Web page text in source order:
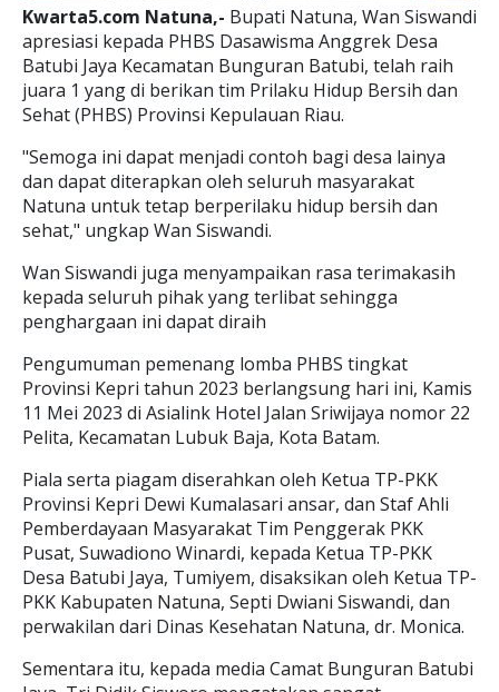
Kwarta5.com Natuna,- Bupati Natuna, Wan Siswandi
apresiasi kepada PHBS Dasawisma Anggrek Desa
Batubi Jaya Kecamatan Bunguran Batubi, telah raih
juara 1 yang di berikan tim Prilaku Hidup Bersih dan
Sehat (PHBS) Provinsi Kepulauan Riau.
"Semoga ini dapat menjadi contoh bagi desa lainya
dan dapat diterapkan oleh seluruh masyarakat
Natuna untuk tetap berperilaku hidup bersih dan
sehat," ungkap Wan Siswandi.
Wan Siswandi juga menyampaikan rasa terimakasih
kepada seluruh pihak yang terlibat sehingga
penghargaan ini dapat diraih
Pengumuman pemenang lomba PHBS tingkat
Provinsi Kepri tahun 2023 berlangsung hari ini, Kamis
11 Mei 2023 di Asialink Hotel Jalan Sriwijaya nomor 22
Pelita, Kecamatan Lubuk Baja, Kota Batam.
Piala serta piagam diserahkan oleh Ketua TP-PKK
Provinsi Kepri Dewi Kumalasari ansar, dan Staf Ahli
Pemberdayaan Masyarakat Tim Penggerak PKK
Pusat, Suwadiono Winardi, kepada Ketua TP-PKK
Desa Batubi Jaya, Tumiyem, disaksikan oleh Ketua TP-
PKK Kabupaten Natuna, Septi Dwiani Siswandi, dan
perwakilan dari Dinas Kesehatan Natuna, dr. Monica.
Sementara itu, kepada media Camat Bunguran Batubi